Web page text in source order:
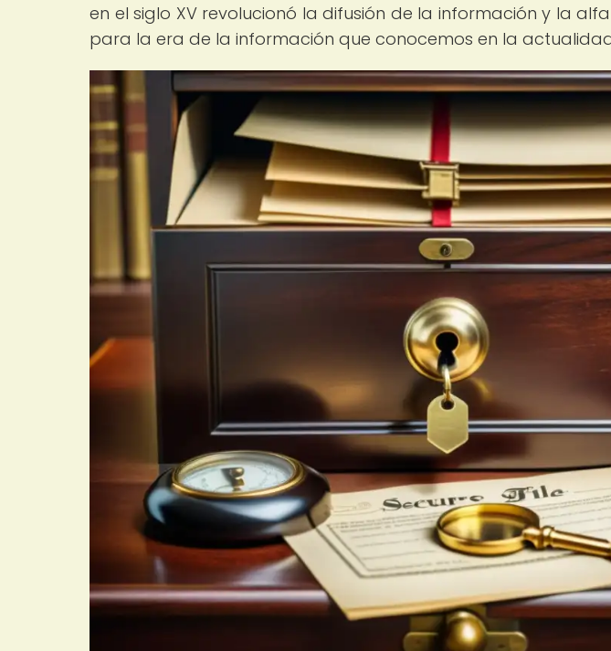
en el siglo XV revolucionó la difusión de la información y la
para la era de la información que conocemos en la